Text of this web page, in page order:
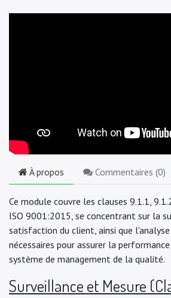
À propos Commentaires (0)
Ce module couvre les clauses 9.1.1,
ISO 9001:2015, se concentrant sur la
satisfaction du client, ainsi que
nécessaires pour assurer la
système de management de la qualité.
Surveillance et Mesure